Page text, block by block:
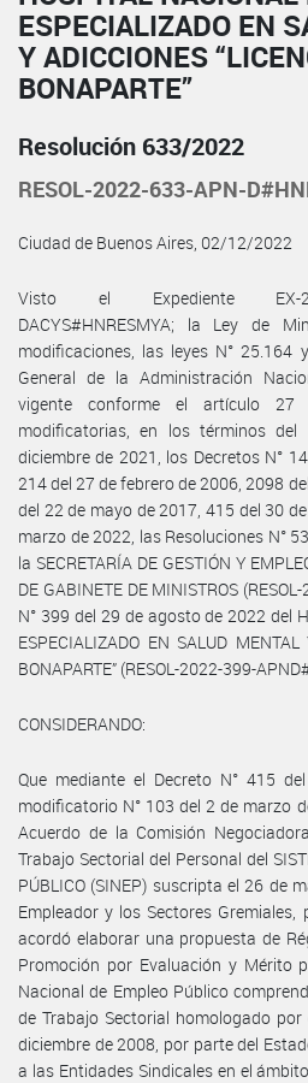
ESPECIALIZADO EN
Y ADICCIONES
BONAPARTE”
Resolución 633/2022
RESOL-2022-633-APN-
Ciudad de Buenos Aires, 02/12/2022
Visto el Expediente EX-
DACYS#HNRESMYA; la Ley de
modificaciones, las leyes N° 25.164
General de la Administración
vigente conforme el artículo
modificatorias, en los términos
diciembre de 2021, los Decretos N°
214 del 27 de febrero de 2006, 2098
del 22 de mayo de 2017, 415 del 30
marzo de 2022, las Resoluciones N°
la SECRETARÍA DE GESTIÓN Y
DE GABINETE DE MINISTROS
N° 399 del 29 de agosto de 2022 del
ESPECIALIZADO EN SALUD
BONAPARTE” (RESOL-2022-399-
CONSIDERANDO:
Que mediante el Decreto N° 415
modificatorio N° 103 del 2 de marzo
Acuerdo de la Comisión
Trabajo Sectorial del Personal del
PÚBLICO (SINEP) suscripta el 26 de
Empleador y los Sectores
acordó elaborar una propuesta de
Promoción por Evaluación y Mérito
Nacional de Empleo Público
de Trabajo Sectorial homologado
diciembre de 2008, por parte del
a las Entidades Sindicales en el